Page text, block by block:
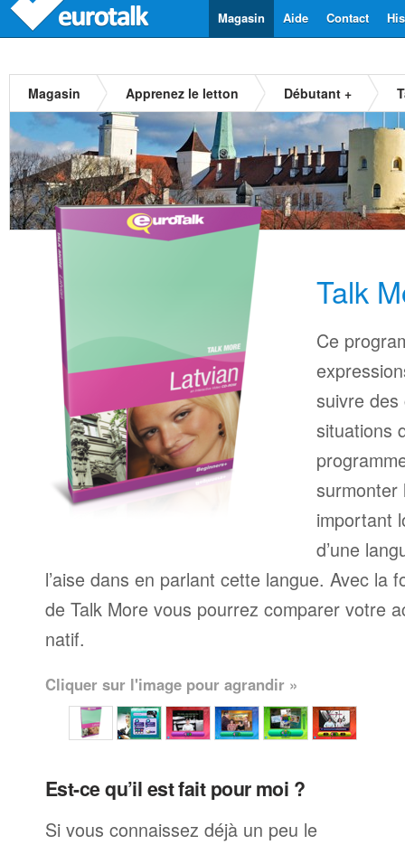
Contact
Aide
Magasin
Magasin Apprenez le letton Débutant +
Talk
Ce
suivre
situations
surmonter
important
d’une
l’aise dans en parlant cette langue. Avec la
de Talk More vous pourrez comparer votre
natif.
Cliquer sur l'image pour agrandir »
Est-ce qu’il est fait pour moi ?
Si vous connaissez déjà un peu le